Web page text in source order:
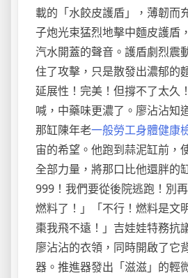
載的「水餃皮護盾」，薄韌而
子炮光束猛烈地擊中麵皮護盾
汽水開蓋的聲音。護盾劇烈震
住了攻擊，只是散發出濃郁的
延展性！完美！但撐不了太久
喊，中藥味更濃了。廖沾沾知
那缸陳年老一般勞工身體健康
宙的希望。他跑到蒜泥缸前，
全部力量，將那口比他還胖的
999！我們要從後院逃跑！別
燃料了！」「不行！燃料是文
棗我飛不遠！」吉娃娃特務抗
廖沾沾的衣領，同時開啟了它
器。推進器發出「滋滋」的輕